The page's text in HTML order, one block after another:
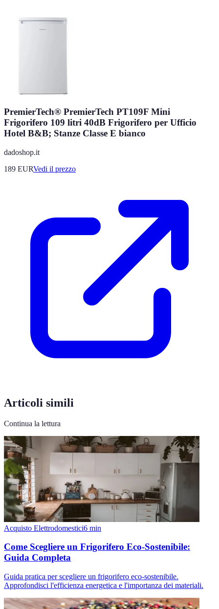
PremierTech® PremierTech PT109F Mini
Frigorifero 109 litri 40dB Frigorifero per Ufficio
Hotel B&B; Stanze Classe E bianco
dadoshop.it
189 EURVedi il prezzo
Articoli simili
Continua la lettura
Acquisto Elettrodomestici6 min
Come Scegliere un Frigorifero Eco-Sostenibile:
Guida Completa
Guida pratica per scegliere un frigorifero eco-sostenibile.
Approfondisci l'efficienza energetica e l'importanza dei materiali.